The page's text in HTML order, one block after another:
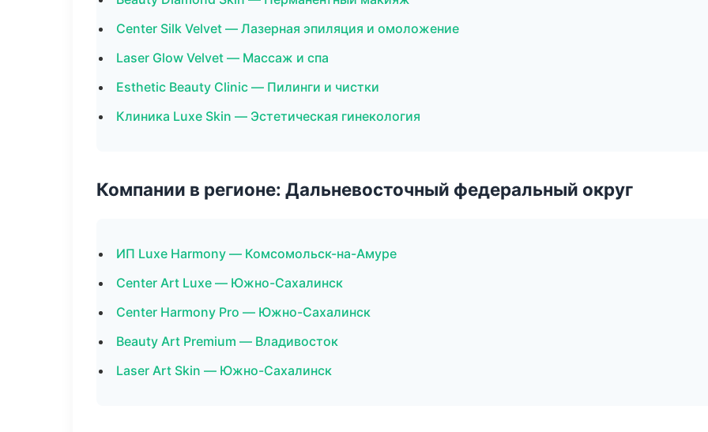
Center Silk Velvet — Лазерная эпиляция и омоложение
Laser Glow Velvet — Массаж и спа
Esthetic Beauty Clinic — Пилинги и чистки
Клиника Luxe Skin — Эстетическая гинекология
Компании в регионе: Дальневосточный федеральный округ
ИП Luxe Harmony — Комсомольск-на-Амуре
Center Art Luxe — Южно-Сахалинск
Center Harmony Pro — Южно-Сахалинск
Beauty Art Premium — Владивосток
Laser Art Skin — Южно-Сахалинск